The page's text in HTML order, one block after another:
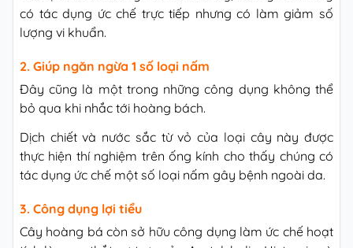
có tác dụng ức chế trực tiếp nhưng có làm giảm số
lượng vi khuẩn.
2. Giúp ngăn ngừa 1 số loại nấm
Đây cũng là một trong những công dụng không thể
bỏ qua khi nhắc tới hoàng bách.
Dịch chiết và nước sắc từ vỏ của loại cây này được
thực hiện thí nghiệm trên ống kính cho thấy chúng có
tác dụng ức chế một số loại nấm gây bệnh ngoài da.
3. Công dụng lợi tiểu
Cây hoàng bá còn sở hữu công dụng làm ức chế hoạt